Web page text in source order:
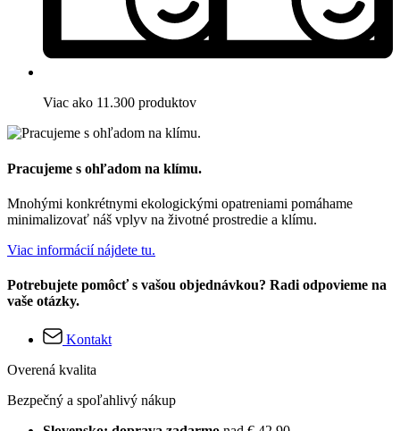
Viac ako 11.300 produktov
Pracujeme s ohľadom na klímu.
Mnohými konkrétnymi ekologickými opatreniami pomáhame
minimalizovať náš vplyv na životné prostredie a klímu.
Viac informácií nájdete tu.
Potrebujete pomôcť s vašou objednávkou? Radi odpovieme na
vaše otázky.
Kontakt
Overená kvalita
Bezpečný a spoľahlivý nákup